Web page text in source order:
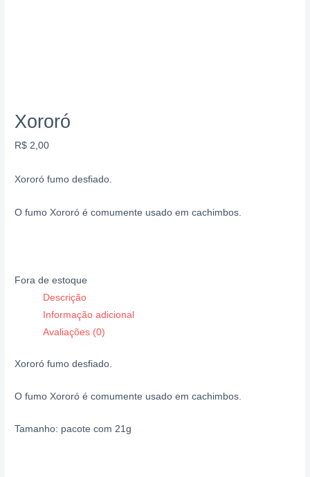
Xororó
R$ 2,00
Xororó fumo desfiado.
O fumo Xororó é comumente usado em cachimbos.
Fora de estoque
Descrição
Informação adicional
Avaliações (0)
Xororó fumo desfiado.
O fumo Xororó é comumente usado em cachimbos.
Tamanho: pacote com 21g